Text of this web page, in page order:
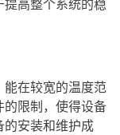
高整个系统的稳
在较宽的温度范
的限制，使得设备
的安装和维护成